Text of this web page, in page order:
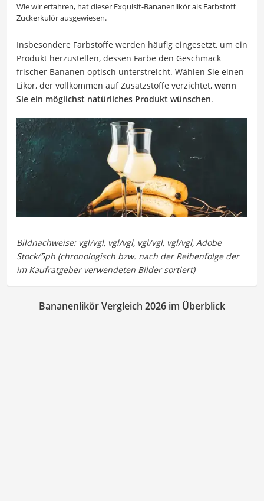
Wie wir erfahren, hat dieser Exquisit-Bananenlikör als Farbstoff
Zuckerkulör ausgewiesen.
Insbesondere Farbstoffe werden häufig eingesetzt, um ein
Produkt herzustellen, dessen Farbe den Geschmack
frischer Bananen optisch unterstreicht. Wählen Sie einen
Likör, der vollkommen auf Zusatzstoffe verzichtet, wenn
Sie ein möglichst natürliches Produkt wünschen.
Bananenlikör Vergleich 2026 im Überblick